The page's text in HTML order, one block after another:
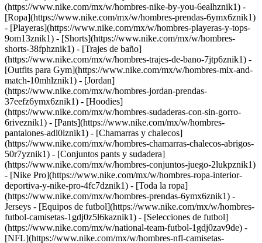
(https://www.nike.com/mx/w/hombres-nike-by-you-6ealhznik1) -
[Ropa](https://www.nike.com/mx/w/hombres-prendas-6ymx6znik1)
- [Playeras](https://www.nike.com/mx/w/hombres-playeras-y-tops-
9om13znik1) - [Shorts](https://www.nike.com/mx/w/hombres-
shorts-38fphznik1) - [Trajes de baño]
(https://www.nike.com/mx/w/hombres-trajes-de-bano-7jtp6znik1) -
[Outfits para Gym](https://www.nike.com/mx/w/hombres-mix-and-
match-10mhlznik1) - [Jordan]
(https://www.nike.com/mx/w/hombres-jordan-prendas-
37eefz6ymx6znik1) - [Hoodies]
(https://www.nike.com/mx/w/hombres-sudaderas-con-sin-gorro-
6riveznik1) - [Pants](https://www.nike.com/mx/w/hombres-
pantalones-adl0lznik1) - [Chamarras y chalecos]
(https://www.nike.com/mx/w/hombres-chamarras-chalecos-abrigos-
50r7yznik1) - [Conjuntos pants y sudadera]
(https://www.nike.com/mx/w/hombres-conjuntos-juego-2lukpznik1)
- [Nike Pro](https://www.nike.com/mx/w/hombres-ropa-interior-
deportiva-y-nike-pro-4fc7dznik1) - [Toda la ropa]
(https://www.nike.com/mx/w/hombres-prendas-6ymx6znik1) -
Jerseys - [Equipos de futbol](https://www.nike.com/mx/w/hombres-
futbol-camisetas-1gdj0z5l6kaznik1) - [Selecciones de futbol]
(https://www.nike.com/mx/w/national-team-futbol-1gdj0zav9de) -
[NFL](https://www.nike.com/mx/w/hombres-nfl-camisetas-